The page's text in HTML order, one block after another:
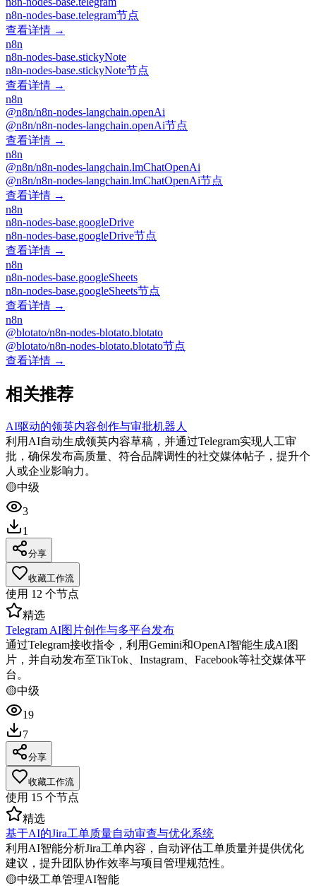
n8n-nodes-base.telegram节点
查看详情 →
n8n
n8n-nodes-base.stickyNote
n8n-nodes-base.stickyNote节点
查看详情 →
n8n
@n8n/n8n-nodes-langchain.openAi
@n8n/n8n-nodes-langchain.openAi节点
查看详情 →
n8n
@n8n/n8n-nodes-langchain.lmChatOpenAi
@n8n/n8n-nodes-langchain.lmChatOpenAi节点
查看详情 →
n8n
n8n-nodes-base.googleDrive
n8n-nodes-base.googleDrive节点
查看详情 →
n8n
n8n-nodes-base.googleSheets
n8n-nodes-base.googleSheets节点
查看详情 →
n8n
@blotato/n8n-nodes-blotato.blotato
@blotato/n8n-nodes-blotato.blotato节点
查看详情 →
相关推荐
AI驱动的领英内容创作与审批机器人
利用AI自动生成领英内容草稿，并通过Telegram实现人工审
批，确保发布高质量、符合品牌调性的社交媒体帖子，提升个
人或企业影响力。
🟡中级
3
1
分享
收藏工作流
使用 12 个节点
精选
Telegram AI图片创作与多平台发布
通过Telegram接收指令，利用Gemini和OpenAI智能生成AI图
片，并自动发布至TikTok、Instagram、Facebook等社交媒体平
台。
🟡中级
19
7
分享
收藏工作流
使用 15 个节点
精选
基于AI的Jira工单质量自动审查与优化系统
利用AI智能分析Jira工单内容，自动评估工单质量并提供优化
建议，提升团队协作效率与项目管理规范性。
🟡中级工单管理AI智能